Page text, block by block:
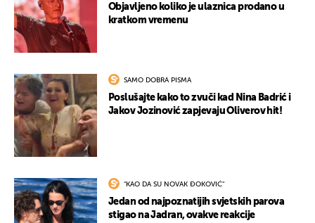
Objavljeno koliko je ulaznica prodano u
kratkom vremenu
SAMO DOBRA PISMA
Poslušajte kako to zvuči kad Nina Badrić i
Jakov Jozinović zapjevaju Oliverov hit!
"KAO DA SU NOVAK ĐOKOVIĆ"
Jedan od najpoznatijih svjetskih parova
stigao na Jadran, ovakve reakcije